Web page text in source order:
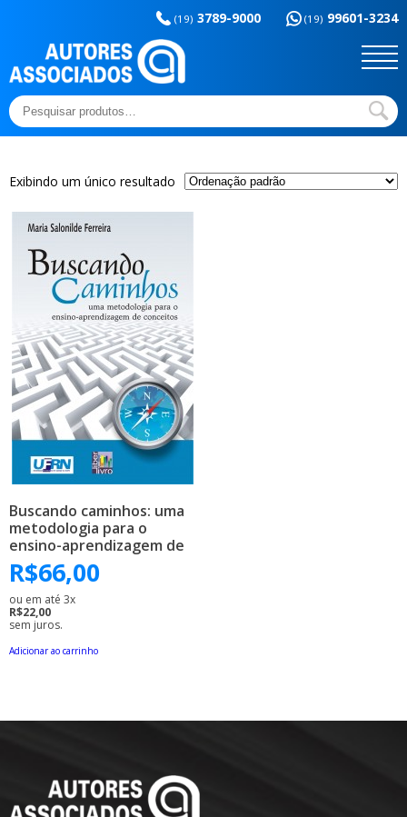
(19) 3789-9000 (19) 99601-3234
Pesquisar
por:
educação
Outros títulos
Sem categoria
Temas básicos
Exibindo um único resultado
Buscando caminhos: uma
metodologia para o
ensino-aprendizagem de
conceitos
R$66,00
ou em até 3x
R$22,00
sem juros.
Adicionar ao carrinho